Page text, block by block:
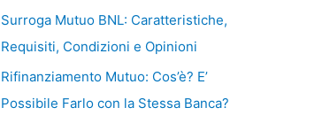
Surroga Mutuo BNL: Caratteristiche,
Requisiti, Condizioni e Opinioni
Rifinanziamento Mutuo: Cos’è? E’
Possibile Farlo con la Stessa Banca?